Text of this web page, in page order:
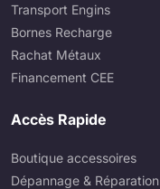
Transport Engins
Bornes Recharge
Rachat Métaux
Financement CEE
Accès Rapide
Boutique accessoires
Dépannage & Réparation